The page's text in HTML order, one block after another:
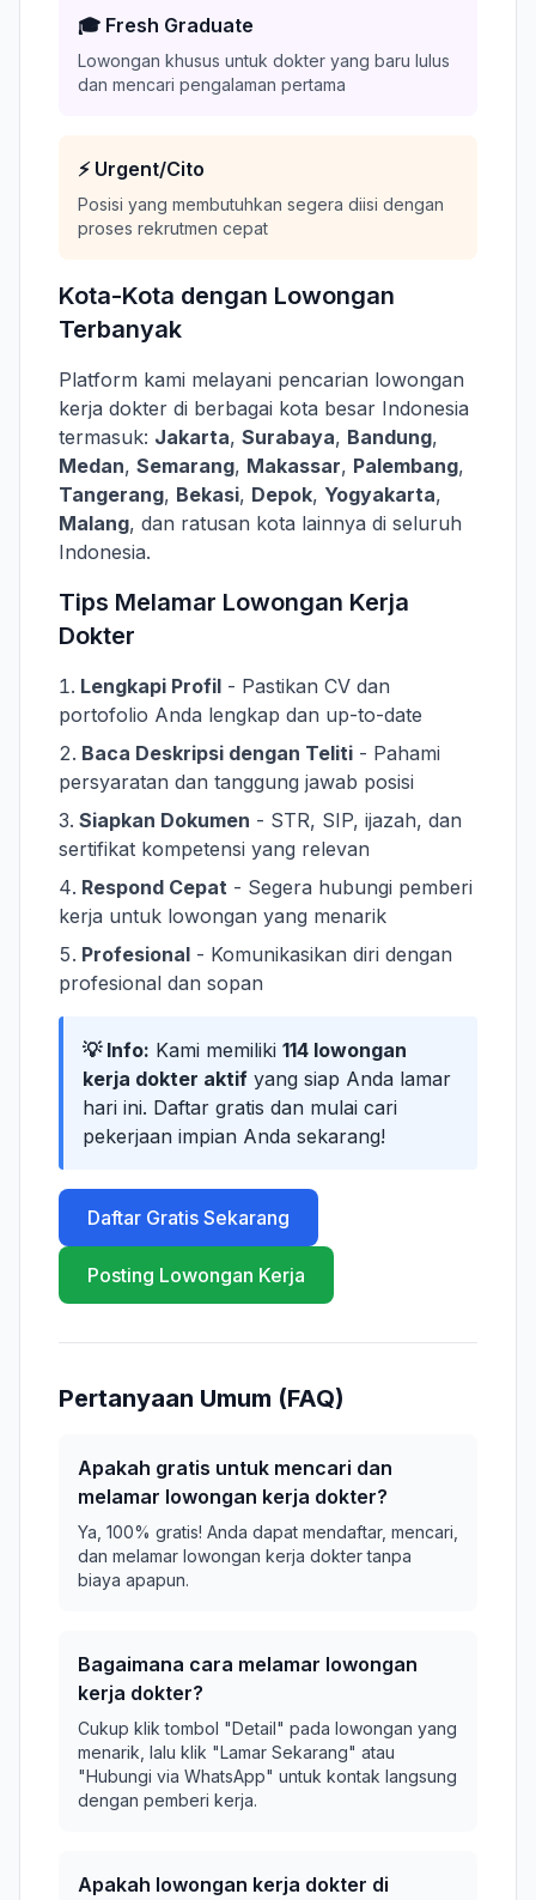
🎓 Fresh Graduate
Lowongan khusus untuk dokter yang baru lulus
dan mencari pengalaman pertama
⚡ Urgent/Cito
Posisi yang membutuhkan segera diisi dengan
proses rekrutmen cepat
Kota-Kota dengan Lowongan
Terbanyak
Platform kami melayani pencarian lowongan
kerja dokter di berbagai kota besar Indonesia
termasuk: Jakarta, Surabaya, Bandung,
Medan, Semarang, Makassar, Palembang,
Tangerang, Bekasi, Depok, Yogyakarta,
Malang, dan ratusan kota lainnya di seluruh
Indonesia.
Tips Melamar Lowongan Kerja
Dokter
Lengkapi Profil - Pastikan CV dan
portofolio Anda lengkap dan up-to-date
Baca Deskripsi dengan Teliti - Pahami
persyaratan dan tanggung jawab posisi
Siapkan Dokumen - STR, SIP, ijazah, dan
sertifikat kompetensi yang relevan
Respond Cepat - Segera hubungi pemberi
kerja untuk lowongan yang menarik
Profesional - Komunikasikan diri dengan
profesional dan sopan
💡 Info: Kami memiliki 114 lowongan
kerja dokter aktif yang siap Anda lamar
hari ini. Daftar gratis dan mulai cari
pekerjaan impian Anda sekarang!
Daftar Gratis Sekarang
Posting Lowongan Kerja
Pertanyaan Umum (FAQ)
Apakah gratis untuk mencari dan
melamar lowongan kerja dokter?
Ya, 100% gratis! Anda dapat mendaftar, mencari,
dan melamar lowongan kerja dokter tanpa
biaya apapun.
Bagaimana cara melamar lowongan
kerja dokter?
Cukup klik tombol "Detail" pada lowongan yang
menarik, lalu klik "Lamar Sekarang" atau
"Hubungi via WhatsApp" untuk kontak langsung
dengan pemberi kerja.
Apakah lowongan kerja dokter di